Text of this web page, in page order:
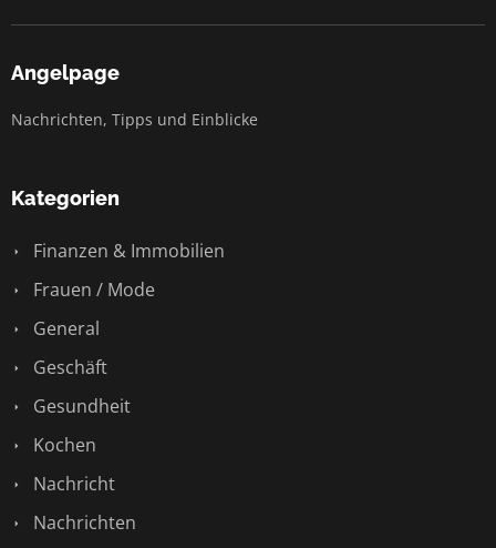
Angelpage
Nachrichten, Tipps und Einblicke
Kategorien
Finanzen & Immobilien
Frauen / Mode
General
Geschäft
Gesundheit
Kochen
Nachricht
Nachrichten